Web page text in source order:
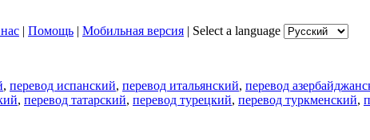
| Помощь | Мобильная версия | Select a language
, перевод испанский, перевод итальянский, перевод
, перевод татарский, перевод турецкий, перевод туркменский,